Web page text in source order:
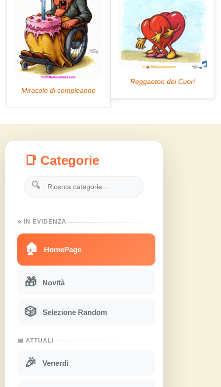
📑 Categorie
🔍
⭐ IN EVIDENZA
🏠 HomePage
🎁 Novità
🎲 Selezione Random
📅 ATTUALI
🎉 Venerdì